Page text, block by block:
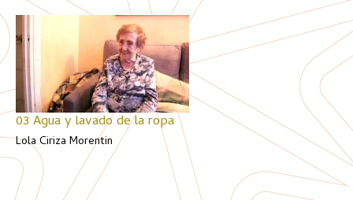
03 Agua y lavado de la ropa
Lola Ciriza Morentin